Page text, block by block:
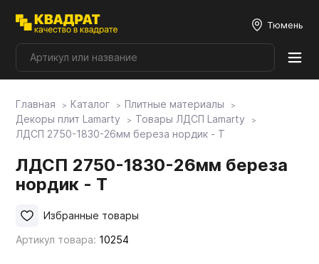
Тюмень
Плитные материалы
Мой ЭГГЕР
Главная Каталог
Плитные материалы
Декоры плит Lamarty
Товары ЛДСП Lamarty
ЛДСП 2750-1830-26мм береза нордик - T
ЛДСП 2750-1830-26мм береза
нордик - T
Артикул товара: 10254
Избранные товары